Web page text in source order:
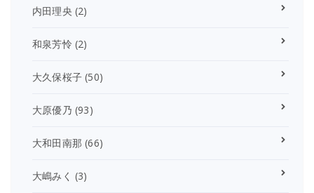
内田理央 (2)
和泉芳怜 (2)
大久保桜子 (50)
大原優乃 (93)
大和田南那 (66)
大嶋みく (3)